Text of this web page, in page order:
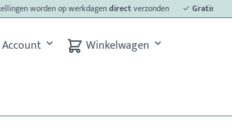
worden op werkdagendirectverzonden Gratis
Account Winkelwagen